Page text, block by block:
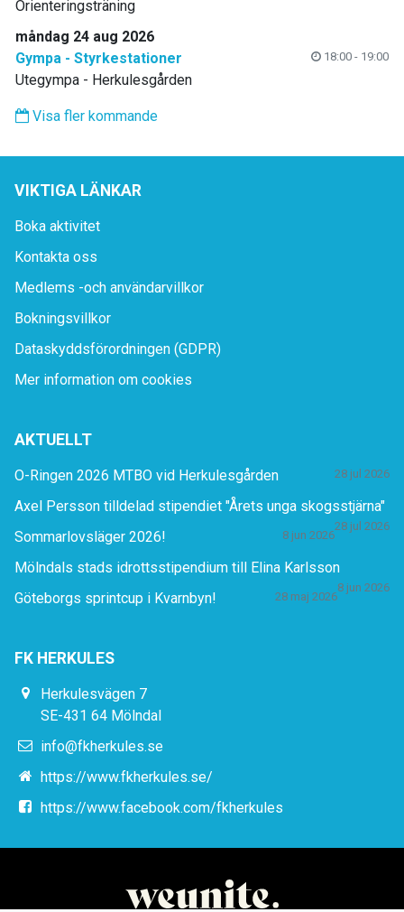
Orienteringsträning
måndag 24 aug 2026
Gympa - Styrkestationer
18:00 - 19:00
Utegympa - Herkulesgården
Visa fler kommande
VIKTIGA LÄNKAR
Boka aktivitet
Kontakta oss
Medlems -och användarvillkor
Bokningsvillkor
Dataskyddsförordningen (GDPR)
Mer information om cookies
AKTUELLT
O-Ringen 2026 MTBO vid Herkulesgården 28 jul 2026
Axel Persson tilldelad stipendiet "Årets unga skogsstjärna"
28 jul 2026
Sommarlovsläger 2026! 8 jun 2026
Mölndals stads idrottsstipendium till Elina Karlsson
8 jun 2026
Göteborgs sprintcup i Kvarnbyn! 28 maj 2026
FK HERKULES
Herkulesvägen 7
SE-431 64 Mölndal
info@fkherkules.se
https://www.fkherkules.se/
https://www.facebook.com/fkherkules